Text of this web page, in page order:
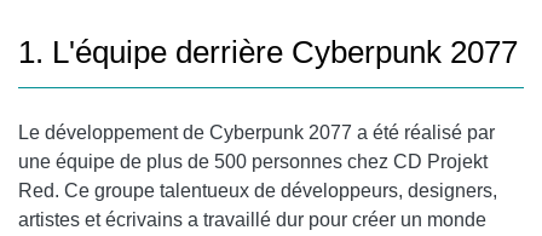
1. L'équipe derrière Cyberpunk 2077
Le développement de Cyberpunk 2077 a été réalisé par
une équipe de plus de 500 personnes chez CD Projekt
Red. Ce groupe talentueux de développeurs, designers,
artistes et écrivains a travaillé dur pour créer un monde